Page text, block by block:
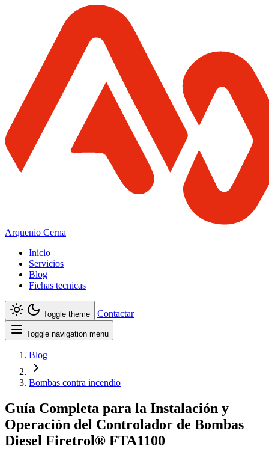
Arquenio Cerna
Inicio
Servicios
Blog
Fichas tecnicas
Toggle theme Contactar
Toggle navigation menu
Blog
Bombas contra incendio
Guía Completa para la Instalación y
Operación del Controlador de Bombas
Diesel Firetrol® FTA1100